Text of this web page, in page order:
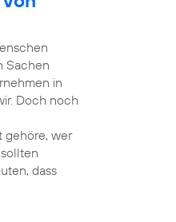
Sachen
in
Doch noch
gehöre, wer
dass